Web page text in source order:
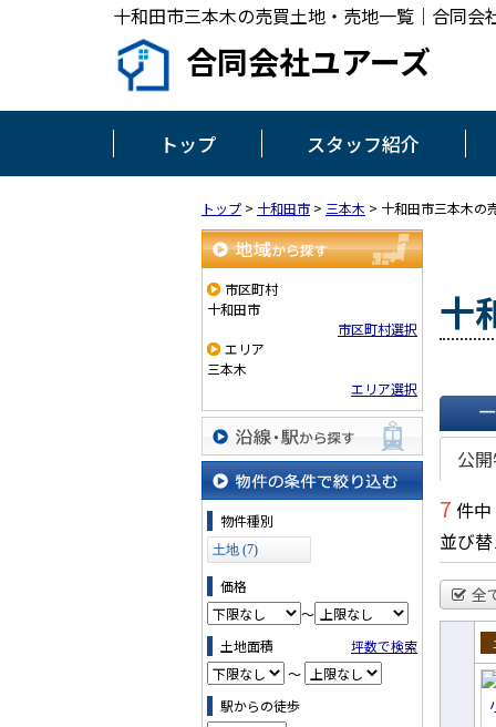
十和田市三本木の売買土地・売地一覧｜合同会
合同会社ユアーズ
トップ スタッフ紹介
トップ > 十和田市 > 三本木 > 十和田市三本木の
地域から探す
市区町村
十和田市
市区町村選択
エリア
三本木
エリア選択
沿線・駅から探す
物件の条件で絞り込む
物件種別
土地 (7)
価格
～
土地面積
坪数で検索
～
駅からの徒歩
十
一覧
公
7 件
並び
全